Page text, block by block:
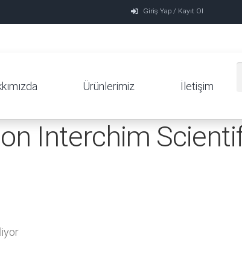
Giriş Yap / Kayıt Ol
Ürünlerimiz İletişim
Interchim